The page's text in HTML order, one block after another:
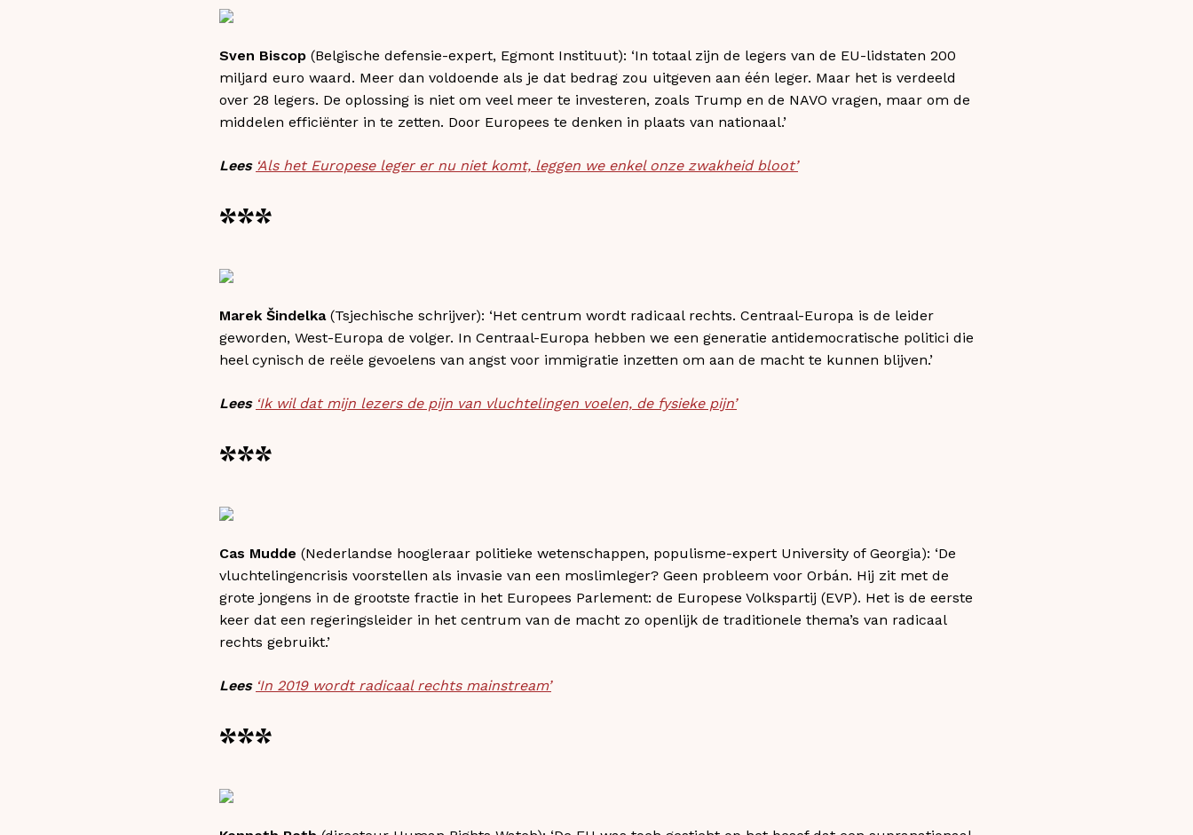
Sven Biscop (Belgische defensie-expert, Egmont Instituut): ‘In totaal zijn de legers van de EU-lidstaten 200
miljard euro waard. Meer dan voldoende als je dat bedrag zou uitgeven aan één leger. Maar het is verdeeld
over 28 legers. De oplossing is niet om veel meer te investeren, zoals Trump en de NAVO vragen, maar om de
middelen efficiënter in te zetten. Door Europees te denken in plaats van nationaal.’
Lees ‘Als het Europese leger er nu niet komt, leggen we enkel onze zwakheid bloot’
***
Marek Šindelka(Tsjechische schrijver): ‘Het centrum wordt radicaal rechts. Centraal-Europa is de leider
geworden, West-Europa de volger. In Centraal-Europa hebben we een generatie antidemocratische politici die
heel cynisch de reële gevoelens van angst voor immigratie inzetten om aan de macht te kunnen blijven.’
Lees ‘Ik wil dat mijn lezers de pijn van vluchtelingen voelen, de fysieke pijn’
***
Cas Mudde (Nederlandse hoogleraar politieke wetenschappen, populisme-expert University of Georgia): ‘De
vluchtelingencrisis voorstellen als invasie van een moslimleger? Geen probleem voor Orbán. Hij zit met de
grote jongens in de grootste fractie in het Europees Parlement: de Europese Volkspartij (EVP). Het is de eerste
keer dat een regeringsleider in het centrum van de macht zo openlijk de traditionele thema’s van radicaal
rechts gebruikt.’
Lees ‘In 2019 wordt radicaal rechts mainstream’
***